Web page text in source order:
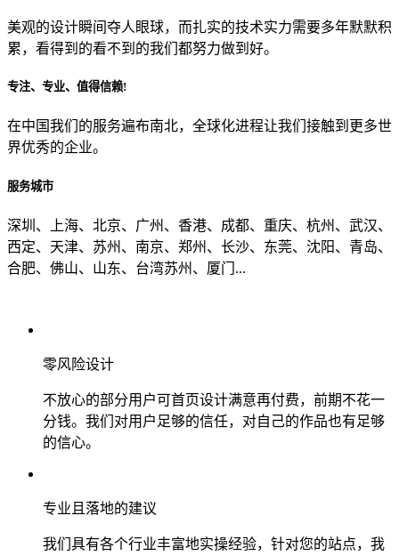
目前主要的营销渠道是？
美观的设计瞬间夺人眼球，而扎实的技术实力需要多年默默积
累，看得到的看不到的我们都努力做到好。
专注、专业、值得信赖!
在中国我们的服务遍布南北，全球化进程让我们接触到更多世
界优秀的企业。
服务城市
深圳、上海、北京、广州、香港、成都、重庆、杭州、武汉、
西定、天津、苏州、南京、郑州、长沙、东莞、沈阳、青岛、
合肥、佛山、山东、台湾苏州、厦门...
零风险设计
不放心的部分用户可首页设计满意再付费，前期不花一
分钱。我们对用户足够的信任，对自己的作品也有足够
的信心。
专业且落地的建议
我们具有各个行业丰富地实操经验，针对您的站点，我